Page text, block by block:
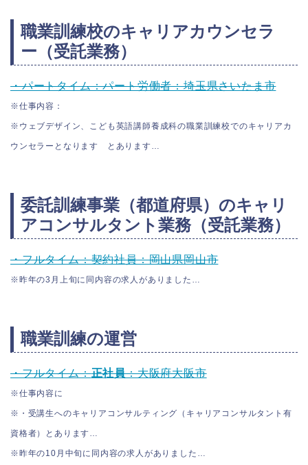
職業訓練校のキャリアカウンセラ
ー（受託業務）
・パートタイム：パート労働者：埼玉県さいたま市
※仕事内容：
※ウェブデザイン、こども英語講師養成科の職業訓練校でのキャリアカ
ウンセラーとなります とあります…
委託訓練事業（都道府県）のキャリ
アコンサルタント業務（受託業務）
・フルタイム：契約社員：岡山県岡山市
※昨年の3月上旬に同内容の求人がありました…
職業訓練の運営
・フルタイム：正社員：大阪府大阪市
※仕事内容に
※・受講生へのキャリアコンサルティング（キャリアコンサルタント有
資格者）とあります…
※昨年の10月中旬に同内容の求人がありました…